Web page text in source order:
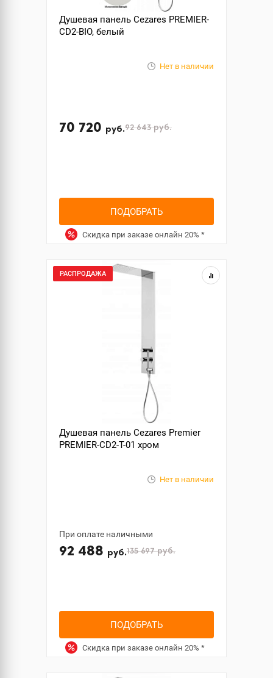
Душевая панель Cezares PREMIER-
CD2-BIO, белый
Нет в наличии
70 720 руб.92 643руб.
ПОДОБРАТЬ
Скидка при заказе онлайн 20% *
РАСПРОДАЖА
Душевая панель Cezares Premier
PREMIER-CD2-T-01 хром
Нет в наличии
При оплате наличными
92 488 руб.135 697руб.
ПОДОБРАТЬ
Скидка при заказе онлайн 20% *